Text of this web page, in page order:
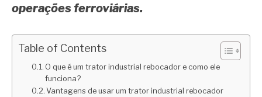
operações ferroviárias.
Table of Contents
O que é um trator industrial rebocador e como ele
funciona?
Vantagens de usar um trator industrial rebocador